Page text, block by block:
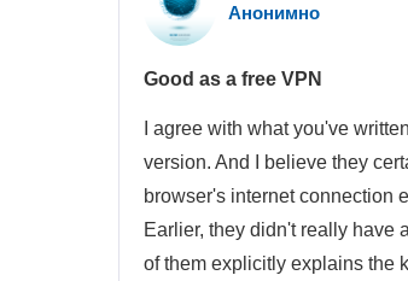
Анонимно
Good as a free VPN
I agree with what you've
version. And I believe they
browser's internet connection
Earlier, they didn't really have
of them explicitly explains the